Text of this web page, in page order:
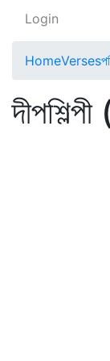
Login
HomeVerses